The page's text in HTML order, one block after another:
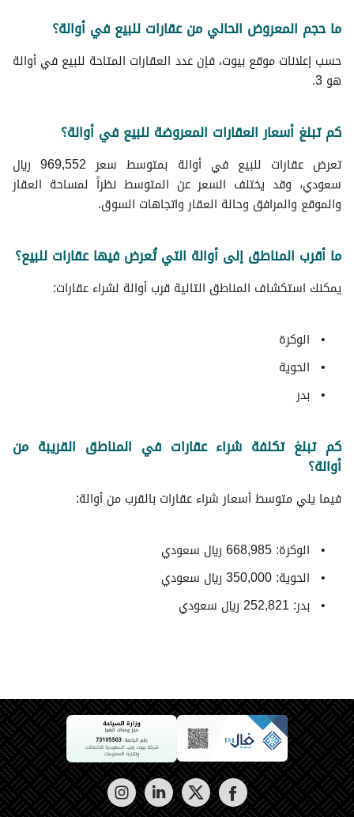
عقارات حي وادي جليل
عقارات حي مثملة
ما حجم المعروض الحالي من عقارات للبيع في أوالة؟
حسب إعلانات موقع بيوت، فإن عدد العقارات المتاحة للبيع في أوالة
هو 3.
كم تبلغ أسعار العقارات المعروضة للبيع في أوالة؟
تعرض عقارات للبيع في أوالة بمتوسط سعر 969,552 ريال
سعودي، وقد يختلف السعر عن المتوسط نظراً لمساحة العقار
والموقع والمرافق وحالة العقار واتجاهات السوق.
ما أقرب المناطق إلى أوالة التي تُعرض فيها عقارات للبيع؟
يمكنك استكشاف المناطق التالية قرب أوالة لشراء عقارات:
الوكرة
الحوية
بدر
كم تبلغ تكلفة شراء عقارات في المناطق القريبة من
أوالة؟
فيما يلي متوسط ​​أسعار شراء عقارات بالقرب من أوالة:
الوكرة: 668,985 ريال سعودي
الحوية: 350,000 ريال سعودي
بدر: 252,821 ريال سعودي